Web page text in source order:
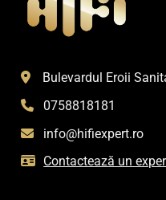
Bulevardul Eroii
0758818181
info@hifiexpert.ro
Contactează un